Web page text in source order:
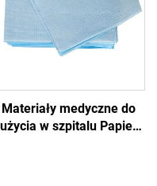
Materiały medyczne do
użycia w szpitalu Papier